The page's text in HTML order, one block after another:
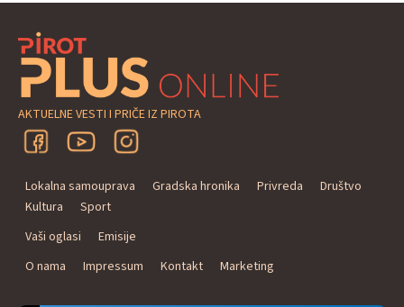
AKTUELNE VESTI I PRIČE IZ PIROTA
Lokalna samouprava Gradska hronika Privreda
Društvo
Kultura
Sport
Vaši oglasi
Emisije
O nama
Impressum Kontakt Marketing